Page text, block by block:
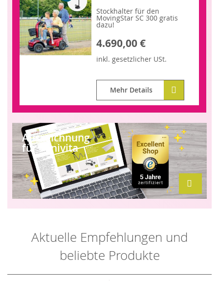
Stockhalter für den
MovingStar SC 300 gratis
dazu!
4.690,00 €
inkl. gesetzlicherUSt.
Mehr Details
Auszeichnung
für Sanivita
Aktuelle Empfehlungen und
beliebte Produkte